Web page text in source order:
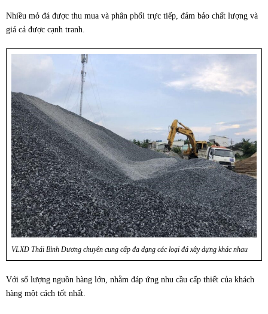
Nhiều mỏ đá được thu mua và phân phối trực tiếp, đảm bảo chất lượng và
giá cả được cạnh tranh.
VLXD Thái Bình Dương chuyên cung cấp đa dạng các loại đá xây dựng khác nhau
Với số lượng nguồn hàng lớn, nhằm đáp ứng nhu cầu cấp thiết của khách
hàng một cách tốt nhất.